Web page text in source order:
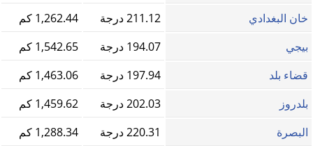
خان البغدادي
211.12 درجة
1,262.44 كم
بيجي
194.07 درجة
1,542.65 كم
قضاء بلد
197.94 درجة
1,463.06 كم
بلدروز
202.03 درجة
1,459.62 كم
البصرة
220.31 درجة
1,288.34 كم